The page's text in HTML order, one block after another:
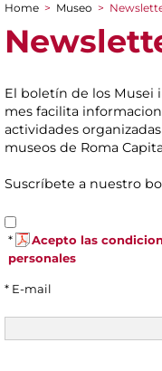
You are here
Home > Museo >
El boletín de los Musei
mes facilita
actividades
museos de Roma
Suscríbete a nuestro
*
Acepto las
personales
* E-mail